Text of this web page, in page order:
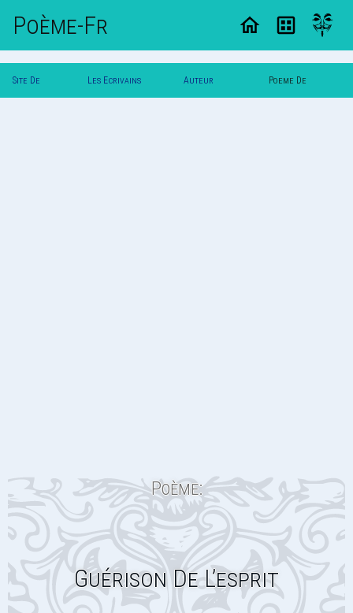
Poème-Fr
Site De Les Ecrivains Auteur Poeme De
Poème:
Guérison De L’esprit